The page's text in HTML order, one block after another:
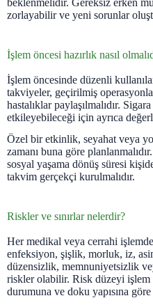
beklenmelidir. Gereksiz erken
zorlayabilir ve yeni sorunlar
İşlem öncesi hazırlık nasıl
İşlem öncesinde düzenli
takviyeler, geçirilmiş
hastalıklar paylaşılmalıdır.
etkileyebileceği için ayrıca
Özel bir etkinlik, seyahat veya
zamanı buna göre
sosyal yaşama dönüş süresi
takvim gerçekçi kurulmalıdır.
Riskler ve sınırlar nelerdir?
Her medikal veya cerrahi
enfeksiyon, şişlik, morluk, iz,
düzensizlik, memnuniyetsizlik
riskler olabilir. Risk düzeyi işlem
durumuna ve doku yapısına